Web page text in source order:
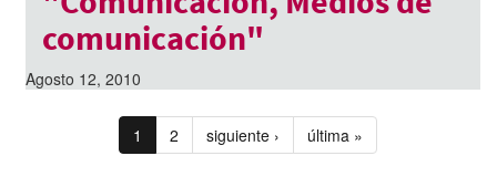
comunicación"
Agosto 12, 2010
1 2 siguiente › última »